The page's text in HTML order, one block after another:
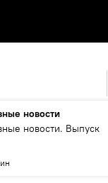
новости
новости. Выпуск